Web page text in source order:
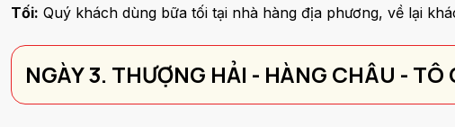
Tối: Quý khách dùng bữa tối tại nhà hàng địa phương, về lại
NGÀY 3. THƯỢNG HẢI - HÀNG CHÂU - TÔ